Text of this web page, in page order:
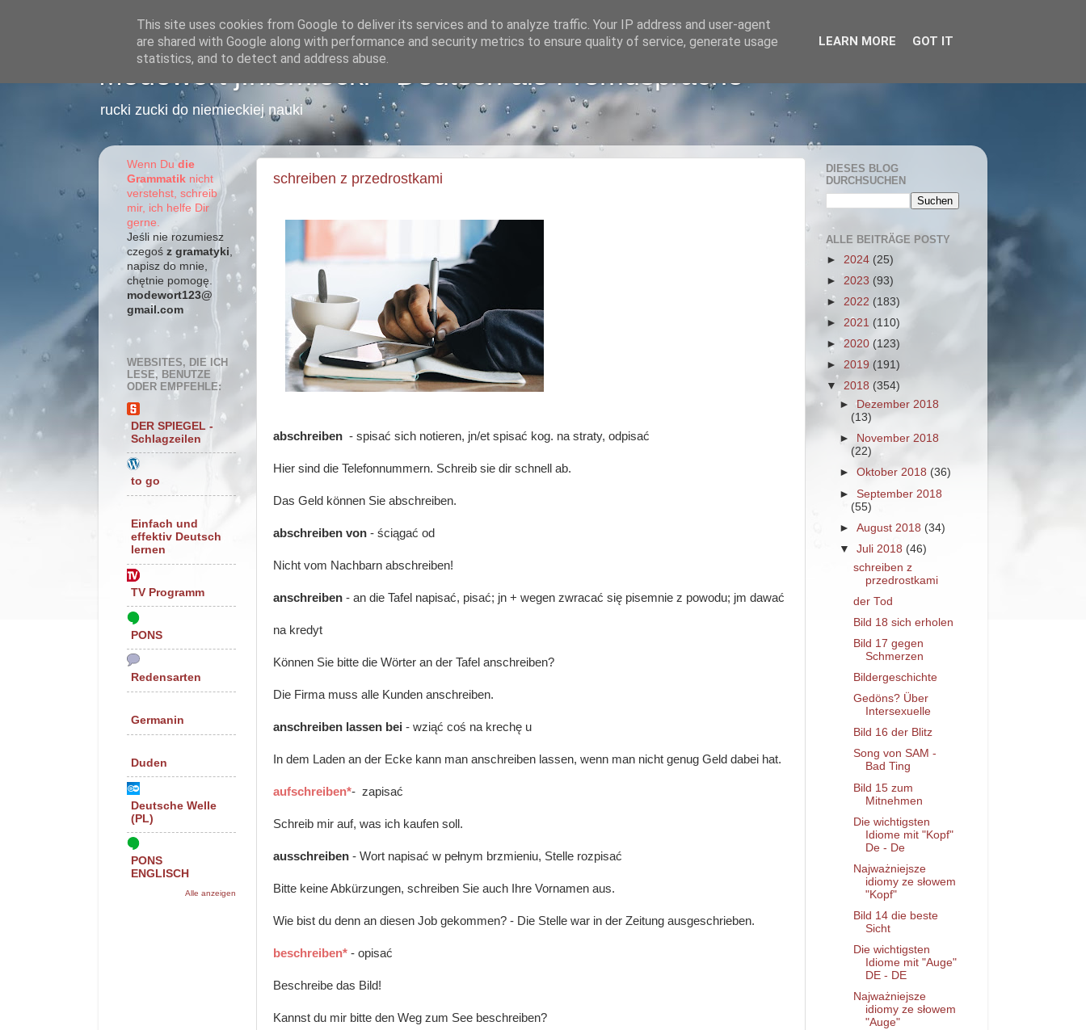
Modewort j.niemiecki - Deutsch als Fremdsprache
rucki zucki do niemieckiej nauki
schreiben z przedrostkami
abschreiben - spisać sich notieren, jn/et spisać kog. na straty, odpisać
Hier sind die Telefonnummern. Schreib sie dir schnell ab.
Das Geld können Sie abschreiben.
abschreiben von - ściągać od
Nicht vom Nachbarn abschreiben!
anschreiben - an die Tafel napisać, pisać; jn + wegen zwracać się pisemnie z powodu; jm dawać
na kredyt
Können Sie bitte die Wörter an der Tafel anschreiben?
Die Firma muss alle Kunden anschreiben.
anschreiben lassen bei - wziąć coś na krechę u
In dem Laden an der Ecke kann man anschreiben lassen, wenn man nicht genug Geld dabei hat.
aufschreiben*- zapisać
Schreib mir auf, was ich kaufen soll.
ausschreiben - Wort napisać w pełnym brzmieniu, Stelle rozpisać
Bitte keine Abkürzungen, schreiben Sie auch Ihre Vornamen aus.
Wie bist du denn an diesen Job gekommen? - Die Stelle war in der Zeitung ausgeschrieben.
beschreiben* - opisać
Beschreibe das Bild!
Kannst du mir bitte den Weg zum See beschreiben?
Wenn Dudie
Grammatik nicht
verstehst, schreib
mir, ich helfe Dir
gerne.
Jeśli nie rozumiesz
czegoś z gramatyki
napisz do mnie,
chętnie pomogę.
modewort123@
gmail.com
WEBSITES, DIE ICH
LESE, BENUTZE
ODER EMPFEHLE:
DER SPIEGEL -
Schlagzeilen
to go
Einfach und
effektiv Deutsch
lernen
TV Programm
PONS
Redensarten
Germanin
Duden
Deutsche Welle
(PL)
PONS
ENGLISCH
Alle anzeigen
DIESES BLOG
DURCHSUCHEN
ALLE BEITRÄGE POSTY
► 2024 (25)
► 2023 (93)
► 2022 (183)
► 2021 (110)
►2020 (123)
► 2019 (191)
▼ 2018 (354)
►Dezember 2018
(13)
►
November 2018
(22)
►Oktober 2018 (36)
►September 2018
(55)
►August 2018 (34)
▼Juli 2018 (46)
schreiben z
przedrostkami
der Tod
Bild 18 sich erholen
Bild 17 gegen
Schmerzen
Bildergeschichte
Gedöns? Über
Intersexuelle
Bild 16 der Blitz
Song von SAM -
Bad Ting
Bild 15 zum
Mitnehmen
Die wichtigsten
Idiome mit "Kopf"
De - De
Najważniejsze
idiomy ze słowem
"Kopf"
Bild 14 die beste
Sicht
Die wichtigsten
Idiome mit "Auge"
DE - DE
Najważniejsze
idiomy ze słowem
"Auge"
This site uses cookies from Google to deliver its services and to analyze traffic. Your IP address and user-agent
are shared with Google along with performance and security metrics to ensure quality of service, generate usage
statistics, and to detect and address abuse.
LEARN MORE GOT IT